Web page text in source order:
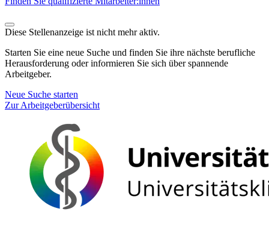
Diese Stellenanzeige ist nicht mehr aktiv.
Starten Sie eine neue Suche und finden Sie ihre nächste berufliche
Herausforderung oder informieren Sie sich über spannende
Arbeitgeber.
Neue Suche starten
Zur Arbeitgeberübersicht